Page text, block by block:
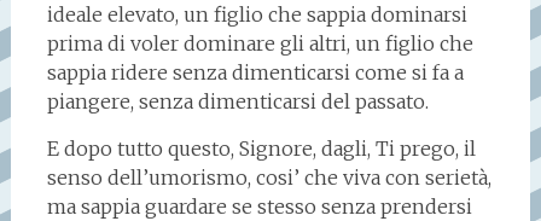
ideale elevato, un figlio che sappia dominarsi
prima di voler dominare gli altri, un figlio che
sappia ridere senza dimenticarsi come si fa a
piangere, senza dimenticarsi del passato.
E dopo tutto questo, Signore, dagli, Ti prego, il
senso dell’umorismo, cosi’ che viva con serietà,
ma sappia guardare se stesso senza prendersi